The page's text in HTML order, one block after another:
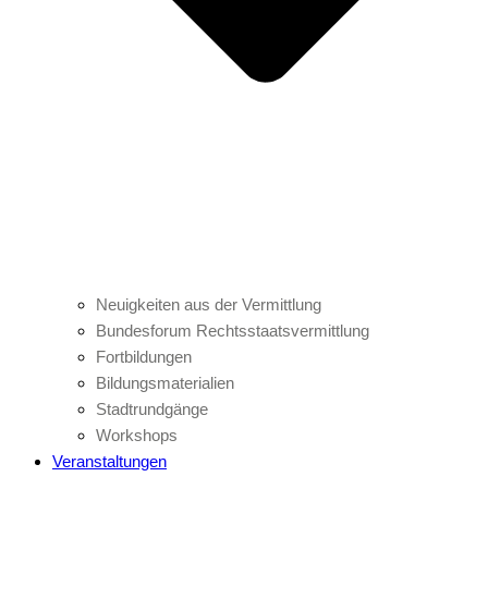
Neuigkeiten aus der Vermittlung
Bundesforum Rechtsstaatsvermittlung
Fortbildungen
Bildungsmaterialien
Stadtrundgänge
Workshops
Veranstaltungen